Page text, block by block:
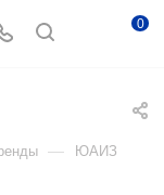
0
— ЮАИЗ